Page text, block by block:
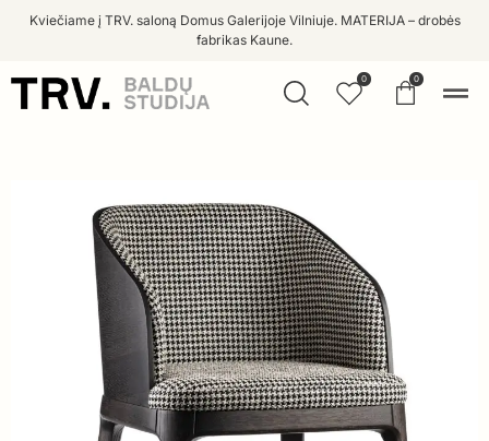
Kviečiame į TRV. saloną Domus Galerijoje Vilniuje. MATERIJA – drobės
fabrikas Kaune.
0 0